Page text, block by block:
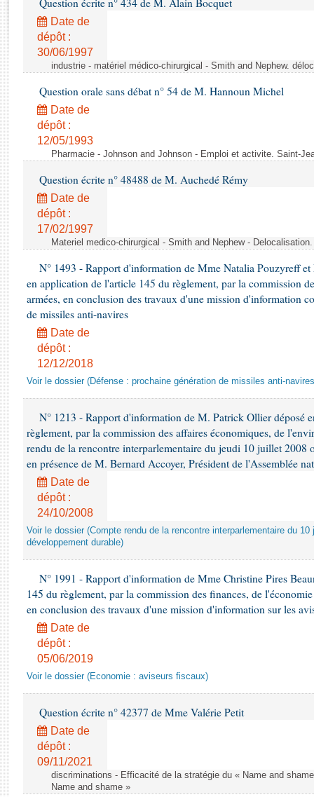
Rapports d'enquête
Rapports législatifs
Rapports sur l'application des lois
Baromètre de l’application des lois
Dossiers législatifs
Budget et sécurité sociale
Questions écrites et orales
Comptes rendus des débats
Question écrite n° 434 de M. Alain Bocquet
Date de
dépôt :
30/06/1997
industrie - matériel médico-chirurgical - Smith and Nephew.
Question orale sans débat n° 54 de M. Hannoun Michel
Date de
dépôt :
12/05/1993
Pharmacie - Johnson and Johnson - Emploi et activite. Saint-
Question écrite n° 48488 de M. Auchedé Rémy
Date de
dépôt :
17/02/1997
Materiel medico-chirurgical - Smith and Nephew -
N° 1493 - Rapport d'information de Mme Natalia Pouzyreff
en application de l'article 145 du règlement, par la commission
armées, en conclusion des travaux d'une mission d'information
de missiles anti-navires
Date de
dépôt :
12/12/2018
Voir le dossier (Défense : prochaine génération de missiles anti-
N° 1213 - Rapport d'information de M. Patrick Ollier déposé
règlement, par la commission des affaires économiques, de
rendu de la rencontre interparlementaire du jeudi 10 juillet 2008
en présence de M. Bernard Accoyer, Président de l'Assemblée
Date de
dépôt :
24/10/2008
Voir le dossier (Compte rendu de la rencontre interparlementaire du
développement durable)
N° 1991 - Rapport d'information de Mme Christine Pires
145 du règlement, par la commission des finances, de
en conclusion des travaux d'une mission d'information sur les
Date de
dépôt :
05/06/2019
Voir le dossier (Economie : aviseurs fiscaux)
Question écrite n° 42377 de Mme Valérie Petit
Date de
dépôt :
09/11/2021
discriminations - Efficacité de la stratégie du « Name and
Name and shame »